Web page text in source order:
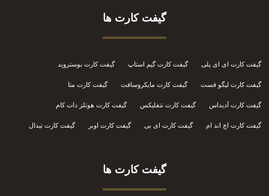
گیفت کارت ها
گیفت کارت ای ای پلی گیفت کارت گیم استاپ گیفت کارت بوستروید
گیفت کارت لیگو فست گیفت کارت مایکروسافت گیفت کارت متا
گیفت کارت آدیداس گیفت کارت نتفلیکس گیفت کارت هوتلز دات کام
گیفت کارت اچ اند ام گیفت کارت ای بی گیفت کارت اوبر گیفت کارت تیدال
گیفت کارت ها